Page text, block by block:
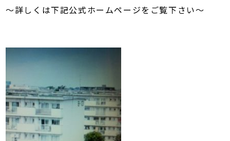
～詳しくは下記公式ホームページをご覧下さい～